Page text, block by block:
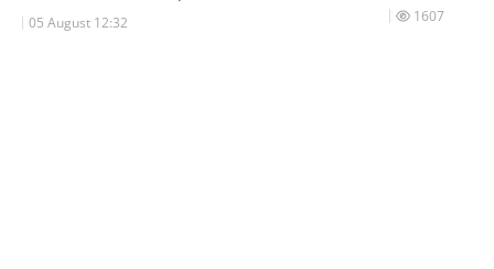
05 August 12:32 1607